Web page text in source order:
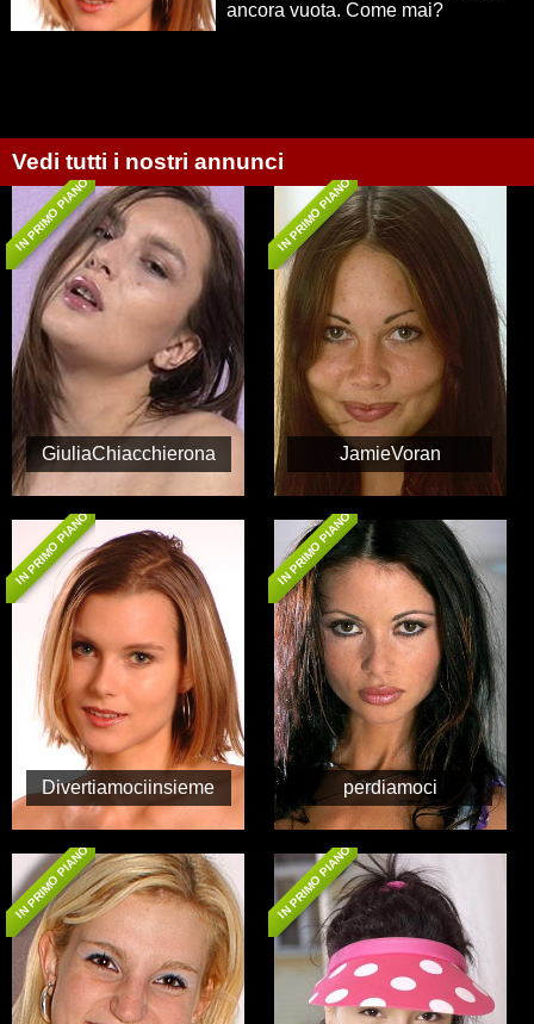
ancora vuota. Come mai?
Vedi tutti i nostri annunci
IN PRIMO PIANO
GiuliaChiacchierona
IN PRIMO PIANO
JamieVoran
IN PRIMO PIANO
Divertiamociinsieme
IN PRIMO PIANO
perdiamoci
IN PRIMO PIANO IN PRIMO PIANO